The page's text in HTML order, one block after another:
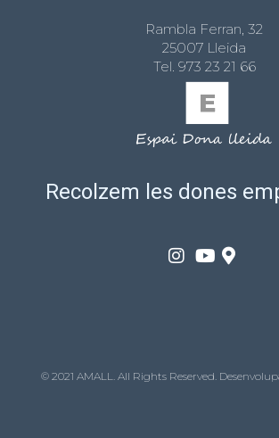
Rambla Ferran, 32
25007 Lleida
Tel. 973 23 21 66
Recolzem les dones
© 2021 AMALL. All Rights Reserved.